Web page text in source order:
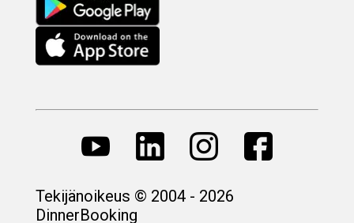
Tekijänoikeus © 2004 - 2026
DinnerBooking